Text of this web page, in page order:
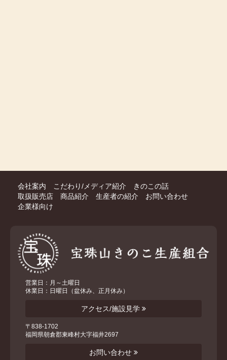
会社案内 こだわり/メディア紹介
きのこの話
取扱販売店
商品紹介 生産者の紹介
お問い合わせ
企業様向け
営業日：月～土曜日
休業日：日曜日（盆休み、正月休み）
アクセス/施設見学
〒838-1702
福岡県朝倉郡東峰村大字福井2697
お問い合わせ